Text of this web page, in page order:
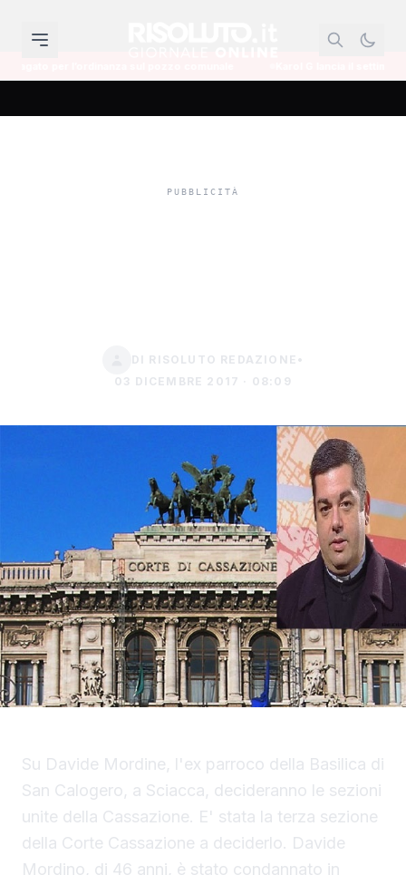
DI RISOLUTO REDAZIONE •
03 DICEMBRE 2017 · 08:09
Su Davide Mordine, l'ex parroco della Basilica di
San Calogero, a Sciacca, decideranno le sezioni
unite della Cassazione. E' stata la terza sezione
della Corte Cassazione a deciderlo. Davide
Mordino, di 46 anni, è stato condannato in